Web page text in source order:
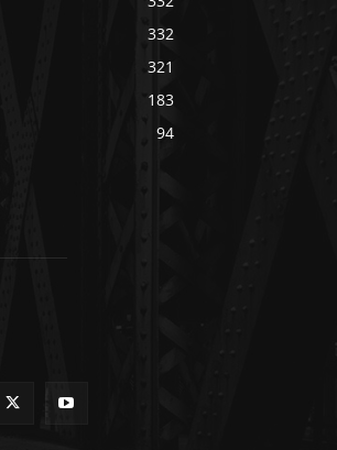
332
321
183
94